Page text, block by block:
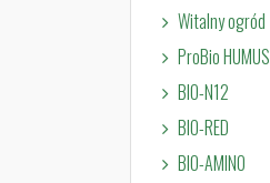
Witalny ogród
ProBio HUMUS
BIO-N12
BIO-RED
BIO-AMINO